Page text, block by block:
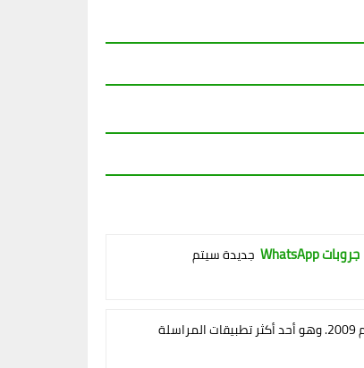
جروبات WhatsApp
جديدة سيتم
وتم تأسيسه في عام 2009. وهو أحد أكثر تطبيقات المراسلة